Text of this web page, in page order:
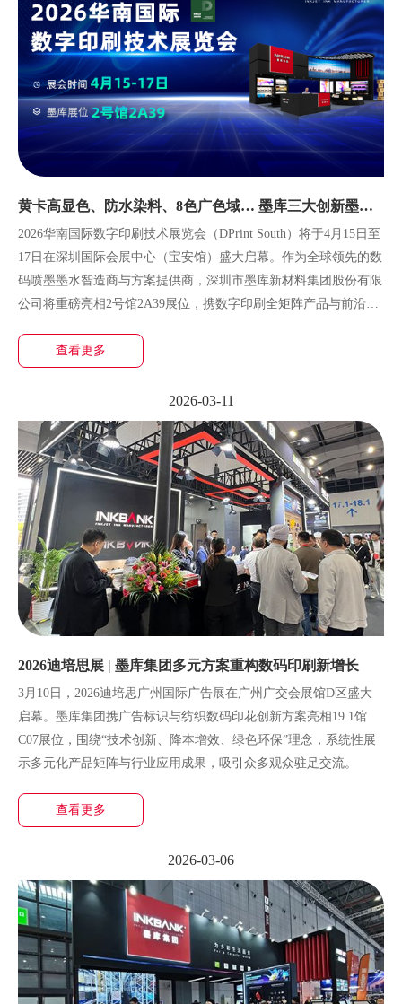
黄卡高显色、防水染料、8色广色域… 墨库三大创新墨水
方案抢1先看
2026华南国际数字印刷技术展览会（DPrint South）将于4月15日至
17日在深圳国际会展中心（宝安馆）盛大启幕。作为全球领先的数
码喷墨墨水智造商与方案提供商，深圳市墨库新材料集团股份有限
公司将重磅亮相2号馆2A39展位，携数字印刷全矩阵产品与前沿应
查看更多
2026-03-11
2026迪培思展 | 墨库集团多元方案重构数码印刷新增长
3月10日，2026迪培思广州国际广告展在广州广交会展馆D区盛大
启幕。墨库集团携广告标识与纺织数码印花创新方案亮相19.1馆
C07展位，围绕“技术创新、降本增效、绿色环保”理念，系统性展
示多元化产品矩阵与行业应用成果，吸引众多观众驻足交流。
查看更多
2026-03-06